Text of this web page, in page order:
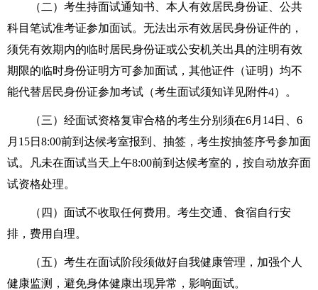
（二）考生持面试通知书、本人有效居民身份证、公共
科目笔试准考证参加面试。无法出示有效居民身份证件的，
须凭有效期内的临时居民身份证或公安机关出具的注明有效
期限的临时身份证明方可参加面试，其他证件（证明）均不
能代替居民身份证参加考试（考生面试须知详见附件4）。
（三）经面试资格复审合格的考生分别须在6月14日、6
月15日8:00前到达候考室报到、抽签，考生按抽签序号参加面
试。凡未在面试当天上午8:00前到达候考室的，按自动放弃面
试资格处理。
（四）面试不收取任何费用。考生交通、食宿自行安
排，费用自理。
（五）考生在面试阶段须做好自我健康管理，加强个人
健康监测，避免身体健康出现异常，影响面试。